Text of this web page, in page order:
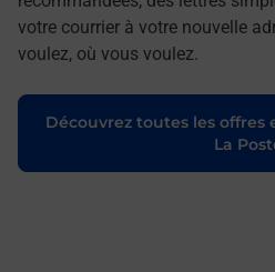
votre courrier à votre nouvelle
voulez, où vous voulez.
Découvrez toutes les offres
La